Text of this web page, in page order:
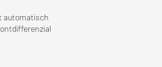
automatisch